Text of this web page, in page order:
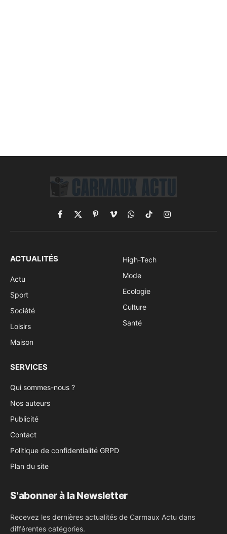
Facebook
X
(Twitter)
PinterestVimeoWhatsApp
TikTokInstagram
ACTUALITÉS
Actu
Sport
Société
Loisirs
Maison
High-Tech
Mode
Ecologie
Culture
Santé
SERVICES
Qui sommes-nous ?
Nos auteurs
Publicité
Contact
Politique de confidentialité GRPD
Plan du site
S'abonner à la Newsletter
Recevez les dernières actualités de Carmaux Actu dans
différentes catégories.